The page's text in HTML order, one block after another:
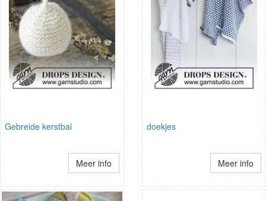
Gebreide kerstbal
Meer info
doekjes
Meer info